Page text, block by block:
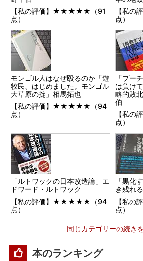
【私の評価】★★★★★（91
点）
【私
点）
モンゴル人はなぜ殴るのか「遊
牧民、はじめました。モンゴル
大草原の掟」相馬拓也
【私の評価】★★★★★（94
点）
「プー
は負け
略的敗
伯
【私
点）
「ルトワックの日本改造論」エ
ドワード・ルトワック
【私の評価】★★★★★（94
点）
「黒化
き残れ
【私
点）
同じカテゴリーの続き
本のランキング